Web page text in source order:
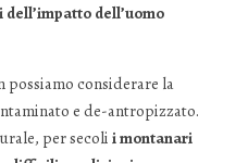
dell’uomo
considerare la
e de-antropizzato.
per secolii montanari